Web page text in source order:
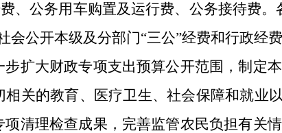
、公务用车购置及运行费、公务接待费。
会公开本级及分部门“三公”经费和行政经
扩大财政专项支出预算公开范围，制定
关的教育、医疗卫生、社会保障和就业
清理检查成果，完善监管农民负担有关